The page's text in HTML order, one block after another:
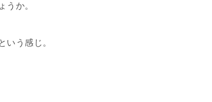
うか。
という感じ。